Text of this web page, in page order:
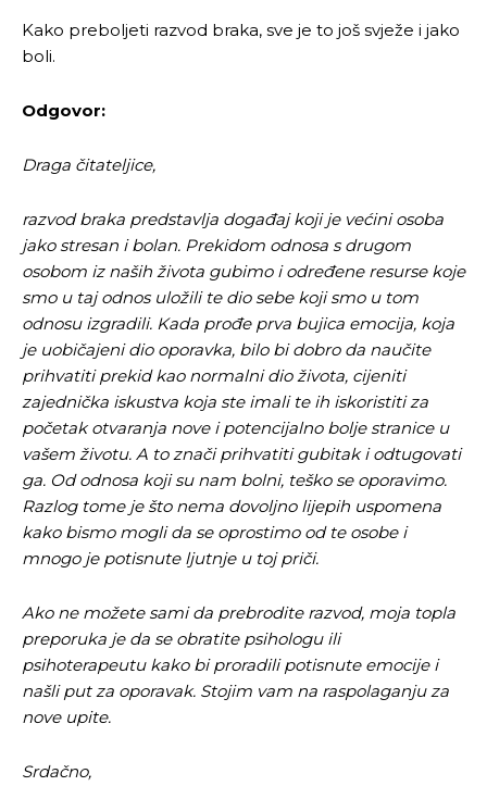
Kako preboljeti razvod braka, sve je to još svježe i jako
boli.
Odgovor:
Draga čitateljice,
razvod braka predstavlja događaj koji je većini osoba
jako stresan i bolan. Prekidom odnosa s drugom
osobom iz naših života gubimo i određene resurse koje
smo u taj odnos uložili te dio sebe koji smo u tom
odnosu izgradili. Kada prođe prva bujica emocija, koja
je uobičajeni dio oporavka, bilo bi dobro da naučite
prihvatiti prekid kao normalni dio života, cijeniti
zajednička iskustva koja ste imali te ih iskoristiti za
početak otvaranja nove i potencijalno bolje stranice u
vašem životu. A to znači prihvatiti gubitak i odtugovati
ga. Od odnosa koji su nam bolni, teško se oporavimo.
Razlog tome je što nema dovoljno lijepih uspomena
kako bismo mogli da se oprostimo od te osobe i
mnogo je potisnute ljutnje u toj priči.
Ako ne možete sami da prebrodite razvod, moja topla
preporuka je da se obratite psihologu ili
psihoterapeutu kako bi proradili potisnute emocije i
našli put za oporavak. Stojim vam na raspolaganju za
nove upite.
Srdačno,